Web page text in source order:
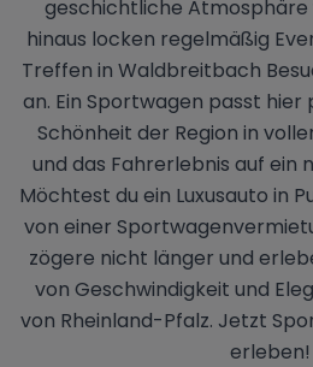
geschichtliche
hinaus locken regelmäßig
Treffen in Waldbreitbach
an. Ein Sportwagen passt hier
Schönheit der Region in
und das Fahrerlebnis auf ein
Möchtest du ein Luxusauto in
von einer
zögere nicht länger und
von Geschwindigkeit und
von Rheinland-Pfalz. Jetzt
erleben!